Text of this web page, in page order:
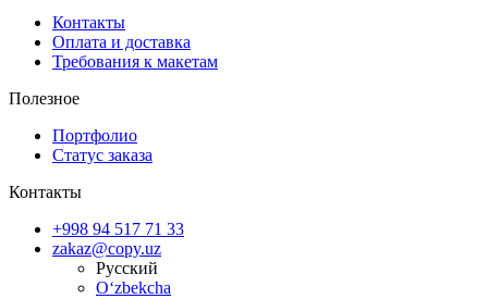
Контакты
Оплата и доставка
Требования к макетам
Полезное
Портфолио
Статус заказа
Контакты
+998 94 517 71 33
zakaz@copy.uz
Русский
O‘zbekcha